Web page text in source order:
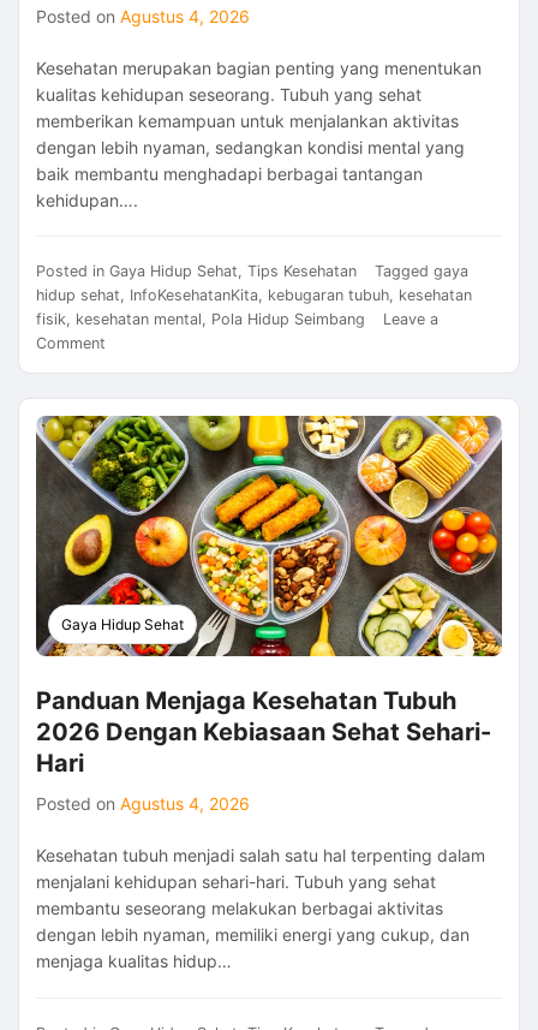
Posted on Agustus 4, 2026
Kesehatan merupakan bagian penting yang menentukan
kualitas kehidupan seseorang. Tubuh yang sehat
memberikan kemampuan untuk menjalankan aktivitas
dengan lebih nyaman, sedangkan kondisi mental yang
baik membantu menghadapi berbagai tantangan
kehidupan….
Posted in Gaya Hidup Sehat, Tips Kesehatan Tagged gaya
hidup sehat, InfoKesehatanKita, kebugaran tubuh, kesehatan
fisik, kesehatan mental, Pola Hidup Seimbang
Leave a
Comment
Seimbang
2026:
Cara
Menjaga
Kesehatan
Fisik
Dan
Mental
Gaya Hidup Sehat
Panduan Menjaga Kesehatan Tubuh
2026 Dengan Kebiasaan Sehat Sehari-
Hari
Posted on Agustus 4, 2026
Kesehatan tubuh menjadi salah satu hal terpenting dalam
menjalani kehidupan sehari-hari. Tubuh yang sehat
membantu seseorang melakukan berbagai aktivitas
dengan lebih nyaman, memiliki energi yang cukup, dan
menjaga kualitas hidup…